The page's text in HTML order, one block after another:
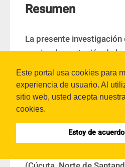
Este portal usa cookies para
experiencia de usuario. Al
sitio web, usted acepta
cookies.
Estoy de acuerdo
Resumen
La presente investigación
una implementación de
como estrategia para el
aprendizaje del inglés. En
herramientas de las
información y las
en el ámbito educativo,
Educaplay, Quizizz,